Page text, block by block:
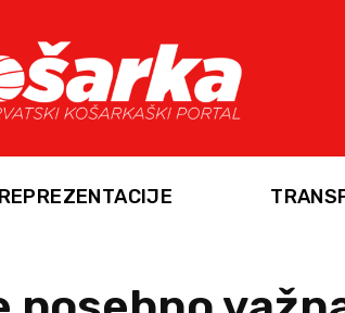
REPREZENTACIJE